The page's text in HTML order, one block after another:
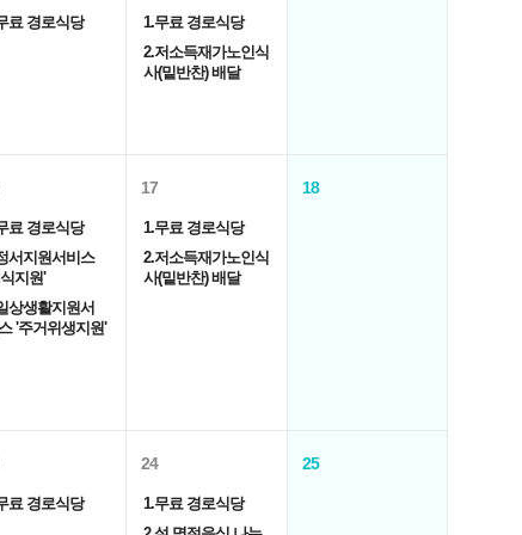
료 경로식당
1.무료 경로식당
2.저소득재가노인식
사(밑반찬) 배달
료 경로식당
서지원서비스
지원'
상생활지원서
'주거위생지원'
17
1.무료 경로식당
2.저소득재가노인식
사(밑반찬) 배달
18
료 경로식당
24
1.무료 경로식당
25